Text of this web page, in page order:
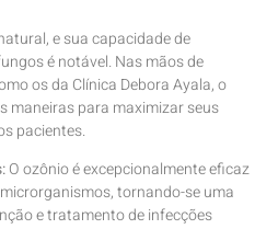
e sua capacidade de
é notável. Nas mãos de
os da Clínica Debora Ayala, o
maneiras para maximizar seus
pacientes.
O ozônio é excepcionalmente eficaz
tornando-se uma
e tratamento de infecções